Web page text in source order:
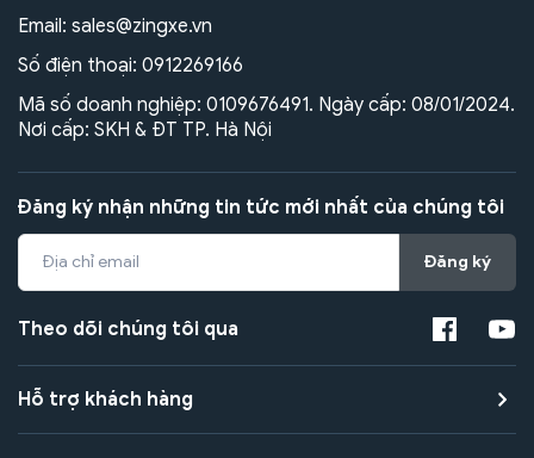
Email: sales@zingxe.vn
Số điện thoại: 0912269166
Mã số doanh nghiệp: 0109676491. Ngày cấp: 08/01/2024.
Nơi cấp: SKH & ĐT TP. Hà Nội
Đăng ký nhận những tin tức mới nhất của chúng tôi
Đăng ký
Theo dõi chúng tôi qua
Hỗ trợ khách hàng